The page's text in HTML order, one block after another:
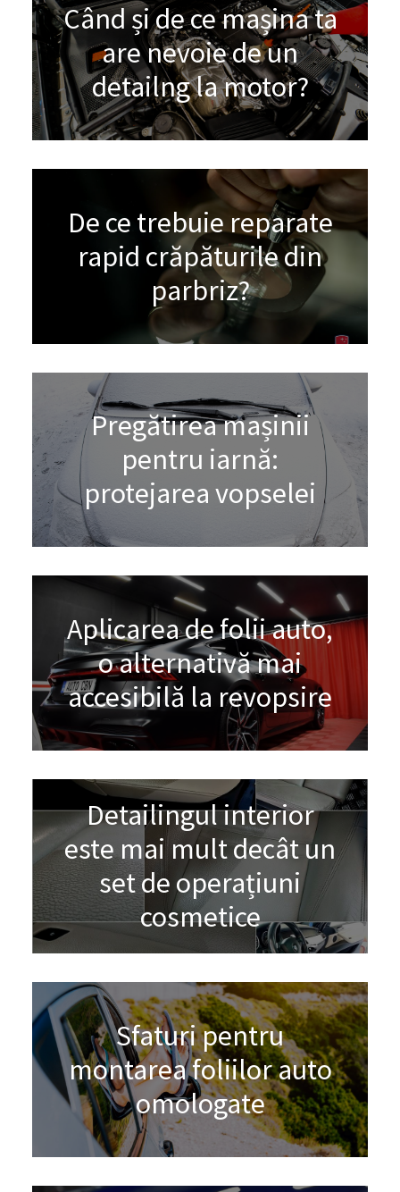
Când și de ce mașina ta
are nevoie de un
detailng la motor?
De ce trebuie reparate
rapid crăpăturile din
parbriz?
Pregătirea mașinii
pentru iarnă:
protejarea vopselei
Aplicarea de folii auto,
o alternativă mai
accesibilă la revopsire
Detailingul interior
este mai mult decât un
set de operațiuni
cosmetice
Sfaturi pentru
montarea foliilor auto
omologate